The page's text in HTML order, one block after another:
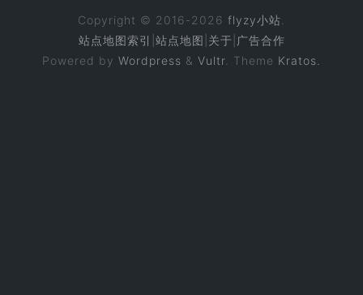
Copyright © 2016-2026 flyzy小站
站点地图索引 站点地图 关于 广告合作
Powered by Wordpress & Vultr . Theme Kratos.